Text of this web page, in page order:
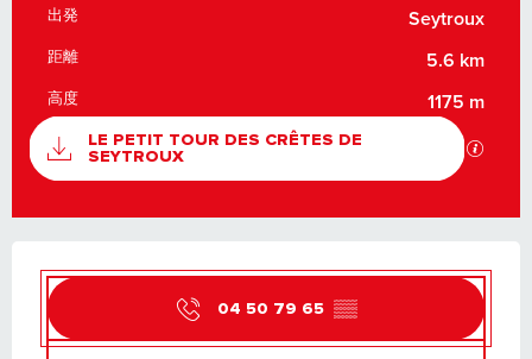
実用的な情報
出発 Seytroux
距離 5.6 km
高度 1175 m
資料LE PETIT TOUR DES CRÊTES DE
SEYTROUX
GPX /
04 50 79 65 ▒▒